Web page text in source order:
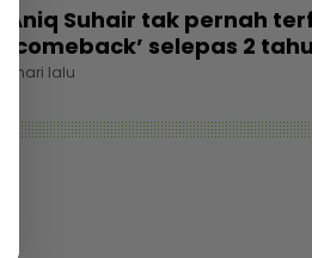
Aniq Suhair tak pernah
‘comeback’ selepas 2
1 hari lalu